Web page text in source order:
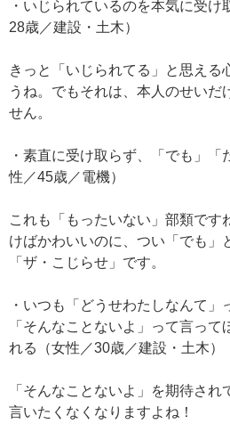
・いじられているのを本気に受け
28歳／建設・土木）
きっと「いじられてる」と思える
うね。でもそれは、本人のせいだ
せん。
・素直に受け取らず、「でも」「
性／45歳／電機）
これも「もったいない」部類です
けばかわいいのに、つい「でも」
「ザ・こじらせ」です。
・いつも「どうせわたしなんて」
「そんなことないよ」って言っ
れる（女性／30歳／建設・土木）
「そんなことないよ」を期待さ
言いたくなくなりますよね！